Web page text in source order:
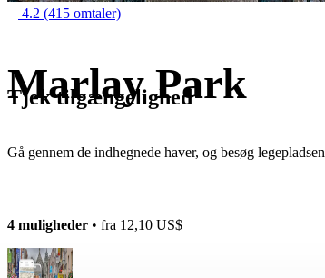
4.2 (415 omtaler)
Marlay Park
Gå gennem de indhegnede haver, og besøg legepladsen
Tjek tilgængelighed
4 muligheder • fra 12,10 US$